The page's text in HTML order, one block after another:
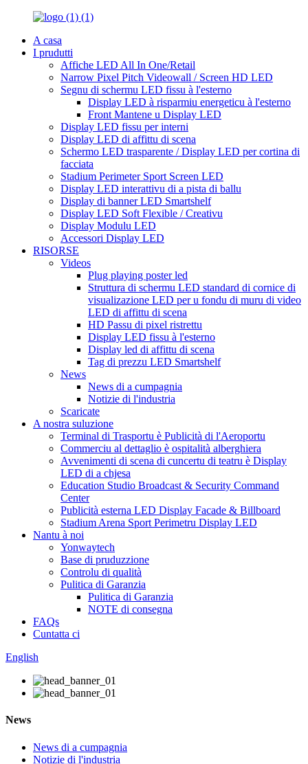
A casa
I prudutti
Affiche LED All In One/Retail
Narrow Pixel Pitch Videowall / Screen HD LED
Segnu di schermu LED fissu à l'esterno
Display LED à risparmiu energeticu à l'esterno
Front Mantene u Display LED
Display LED fissu per interni
Display LED di affittu di scena
Schermo LED trasparente / Display LED per cortina di
facciata
Stadium Perimeter Sport Screen LED
Display LED interattivu di a pista di ballu
Display di banner LED Smartshelf
Display LED Soft Flexible / Creativu
Display Modulu LED
Accessori Display LED
RISORSE
Videos
Plug playing poster led
Struttura di schermu LED standard di cornice di
visualizazione LED per u fondu di muru di video
LED di affittu di scena
HD Passu di pixel ristrettu
Display LED fissu à l'esterno
Display led di affittu di scena
Tag di prezzu LED Smartshelf
News
News di a cumpagnia
Notizie di l'industria
Scaricate
A nostra suluzione
Terminal di Trasportu è Publicità di l'Aeroportu
Commerciu al dettaglio è ospitalità alberghiera
Avvenimenti di scena di cuncertu di teatru è Display
LED di a chjesa
Education Studio Broadcast & Security Command
Center
Publicità esterna LED Display Facade & Billboard
Stadium Arena Sport Perimetru Display LED
Nantu à noi
Yonwaytech
Base di pruduzzione
Controlu di qualità
Pulitica di Garanzia
Pulitica di Garanzia
NOTE di consegna
FAQs
Cuntatta ci
English
News
News di a cumpagnia
Notizie di l'industria